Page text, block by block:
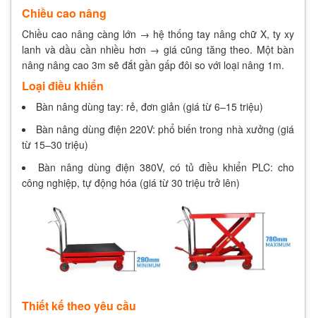
Chiều cao nâng
Chiều cao nâng càng lớn → hệ thống tay nâng chữ X, ty xy
lanh và dầu cần nhiều hơn → giá cũng tăng theo. Một bàn
nâng nâng cao 3m sẽ đắt gần gấp đôi so với loại nâng 1m.
Loại điều khiển
Bàn nâng dùng tay: rẻ, đơn giản (giá từ 6–15 triệu)
Bàn nâng dùng điện 220V: phổ biến trong nhà xưởng (giá
từ 15–30 triệu)
Bàn nâng dùng điện 380V, có tủ điều khiển PLC: cho
công nghiệp, tự động hóa (giá từ 30 triệu trở lên)
Thiết kế theo yêu cầu